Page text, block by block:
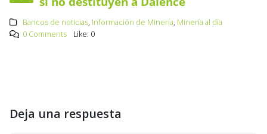
Bancos de noticias, Información de Minería, Minería al día
0 Comments
Like: 0
Deja una respuesta